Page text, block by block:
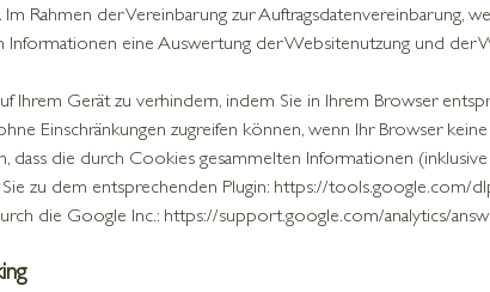
Rahmen der Vereinbarung zur
Informationen eine Auswertung der Websitenutzung und
Ihrem Gerät zu verhindern, indem Sie in Ihrem Browser
Einschränkungen zugreifen können, wenn Ihr Browser
die durch Cookies gesammelten Informationen
zu dem entsprechenden Plugin: https://tools.google.com/
die Google Inc.: https://support.google.com/analytics/